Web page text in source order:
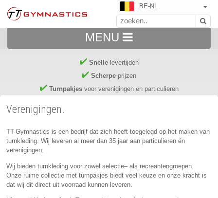
BE-NL
MENU
Snellelevertijden
Scherpe prijzen
Turnpakjesvoor verenigingen en particulieren
Verenigingen.
TT-Gymnastics is een bedrijf dat zich heeft toegelegd op het maken van
turnkleding. Wij leveren al meer dan 35 jaar aan particulieren én
verenigingen.
Wij bieden turnkleding voor zowel selectie– als recreantengroepen.
Onze ruime collectie met turnpakjes biedt veel keuze en onze kracht is
dat wij dit direct uit voorraad kunnen leveren.